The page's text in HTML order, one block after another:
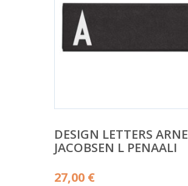
DESIGN LETTERS ARNE
JACOBSEN L PENAALI
27,00 €